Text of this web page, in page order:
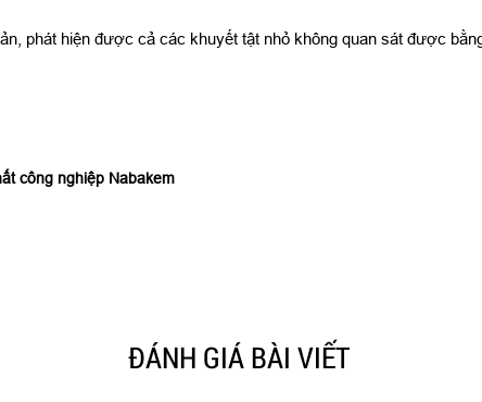
phát hiện được cả các khuyết tật nhỏ không quan sát được
công nghiệp Nabakem
ĐÁNH GIÁ BÀI VIẾT